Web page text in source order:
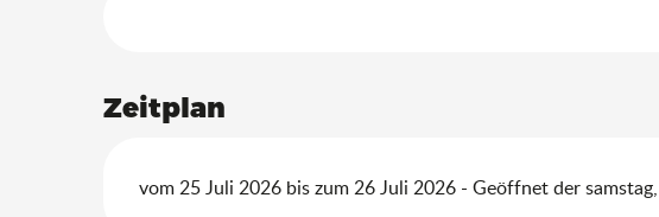
Zeitplan
vom 25 Juli 2026 bis zum 26 Juli 2026 - Geöffnet der